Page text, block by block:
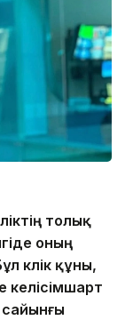
толық
оның
көлік құны,
келісімшарт
сайынғы